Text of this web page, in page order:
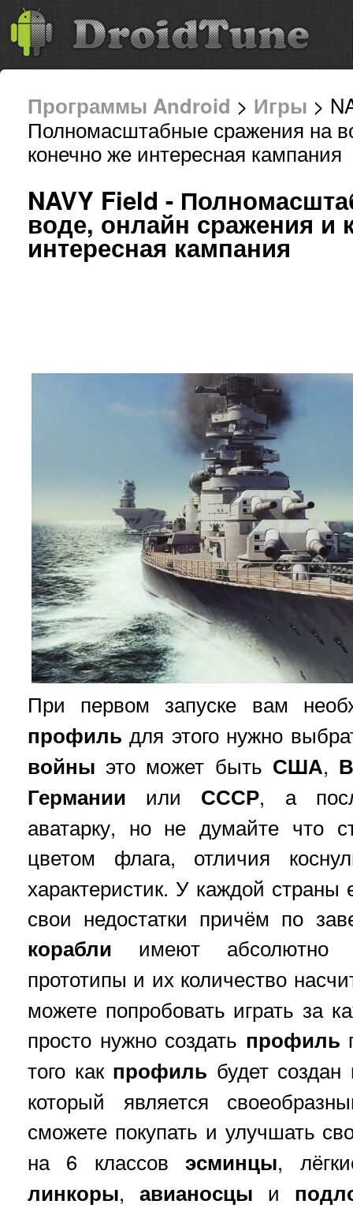
Программы Android > Игры >
Полномасштабные сражения на
конечно же интересная
NAVY Field -
воде, онлайн сражения и
интересная кампания
При первом запуске вам
профиль для этого нужно
войны это может быть США,
Германии или СССР, а
аватарку, но не думайте что
цветом флага, отличия
характеристик. У каждой
свои недостатки причём по
корабли имеют абсолютно
прототипы и их количество
можете попробовать играть за
просто нужно создать профиль
того как профиль будет
который является
сможете покупать и улучшать
на 6 классовэсминцы,
линкоры, авианосцы и